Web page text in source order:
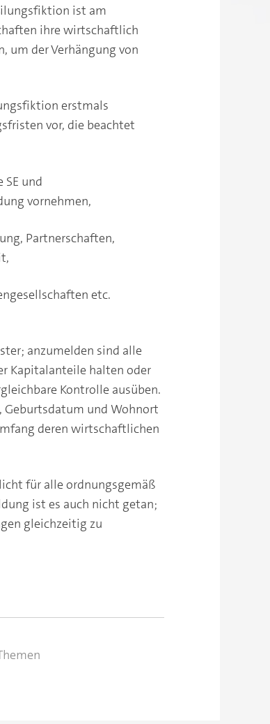
ist am
ihre wirtschaftlich
um der Verhängung von
erstmals
vor, die beachtet
und
vornehmen,
Partnerschaften,
etc.
anzumelden sind alle
Kapitalanteile halten oder
Kontrolle ausüben.
Geburtsdatum und Wohnort
deren wirtschaftlichen
für alle ordnungsgemäß
ist es auch nicht getan;
gleichzeitig zu